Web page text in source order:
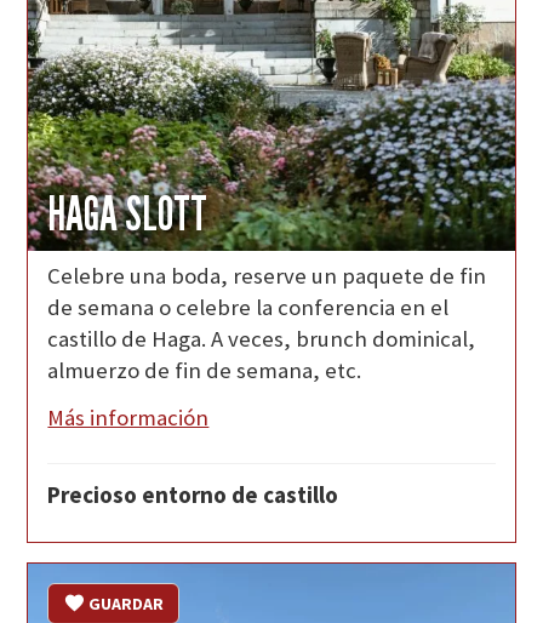
HAGA SLOTT
Celebre una boda, reserve un paquete de fin
de semana o celebre la conferencia en el
castillo de Haga. A veces, brunch dominical,
almuerzo de fin de semana, etc.
Más información
Precioso entorno de castillo
GUARDAR